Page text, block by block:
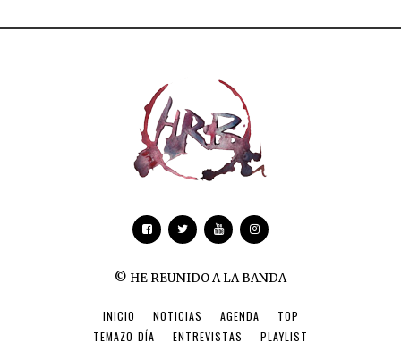
© HE REUNIDO A LA BANDA
INICIO NOTICIAS AGENDA
TOP
TEMAZO-DÍA
ENTREVISTAS PLAYLIST